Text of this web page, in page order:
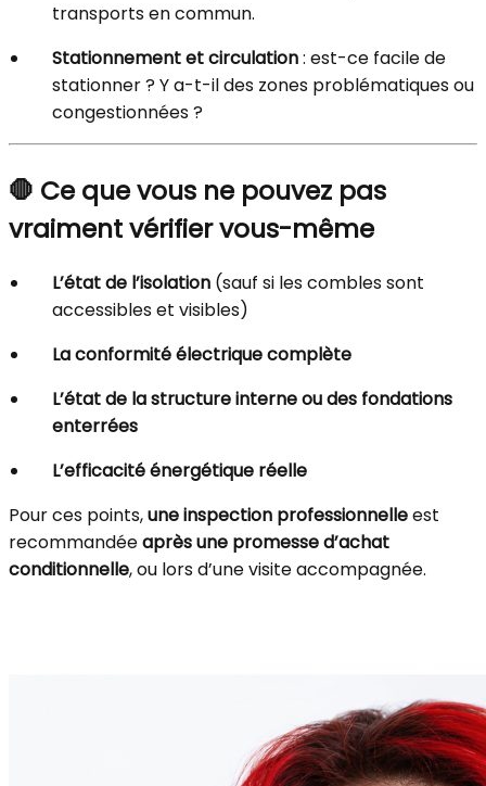
transports en commun.
Stationnement et circulation: est-ce facile de
stationner ? Y a-t-il des zones problématiques ou
congestionnées ?
🛑 Ce que vous ne pouvez pas
vraiment vérifier vous-même
L’état de l’isolation (sauf si les combles sont
accessibles et visibles)
La conformité électrique complète
L’état de la structure interne ou des fondations
enterrées
L’efficacité énergétique réelle
Pour ces points,une inspection professionnelleest
recommandéeaprès une promesse d’achat
conditionnelle, ou lors d’une visite accompagnée.